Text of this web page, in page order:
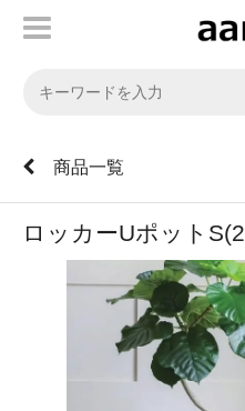
商品一覧
ロッカーUポット